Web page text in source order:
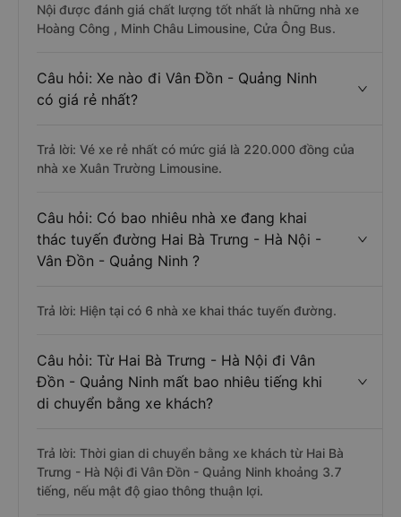
Nội được đánh giá chất lượng tốt nhất là những nhà xe
Hoàng Công , Minh Châu Limousine, Cửa Ông Bus.
Câu hỏi: Xe nào đi Vân Đồn - Quảng Ninh
có giá rẻ nhất?
Trả lời: Vé xe rẻ nhất có mức giá là 220.000 đồng của
nhà xe Xuân Trường Limousine.
Câu hỏi: Có bao nhiêu nhà xe đang khai
thác tuyến đường Hai Bà Trưng - Hà Nội -
Vân Đồn - Quảng Ninh ?
Trả lời: Hiện tại có 6 nhà xe khai thác tuyến đường.
Câu hỏi: Từ Hai Bà Trưng - Hà Nội đi Vân
Đồn - Quảng Ninh mất bao nhiêu tiếng khi
di chuyển bằng xe khách?
Trả lời: Thời gian di chuyển bằng xe khách từ Hai Bà
Trưng - Hà Nội đi Vân Đồn - Quảng Ninh khoảng 3.7
tiếng, nếu mật độ giao thông thuận lợi.